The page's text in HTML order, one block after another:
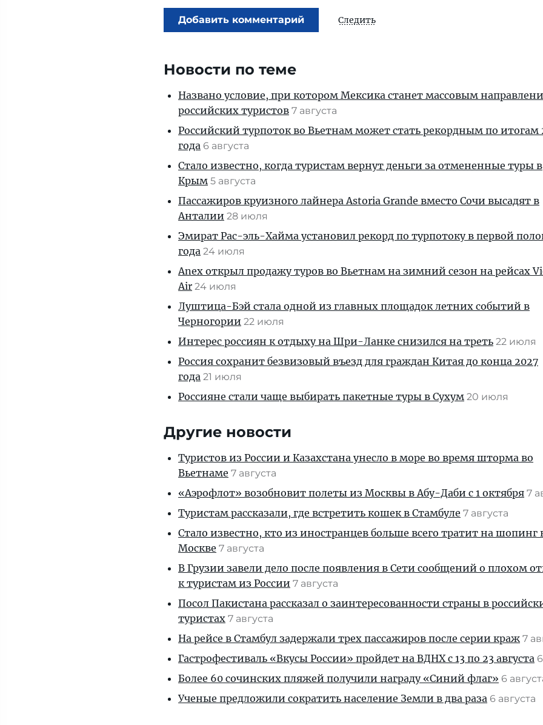
Добавить комментарий Следить
Новости по теме
Названо условие, при котором Мексика станет массовым
российских туристов 7 августа
Российский турпоток во Вьетнам может стать рекордным по итогам
года 6 августа
Стало известно, когда туристам вернут деньги за отмененные туры в
Крым 5 августа
Пассажиров круизного лайнера Astoria Grande вместо Сочи высадят в
Анталии 28 июля
Эмират Рас-эль-Хайма установил рекорд по турпотоку в первой
года 24 июля
Anex открыл продажу туров во Вьетнам на зимний сезон на рейсах
Air 24 июля
Луштица-Бэй стала одной из главных площадок летних событий в
Черногории 22 июля
Интерес россиян к отдыху на Шри-Ланке снизился на треть 22 июля
Россия сохранит безвизовый въезд для граждан Китая до конца 2027
года 21 июля
Россияне стали чаще выбирать пакетные туры в Сухум 20 июля
Другие новости
Туристов из России и Казахстана унесло в море во время шторма во
Вьетнаме 7 августа
«Аэрофлот» возобновит полеты из Москвы в Абу-Даби с 1 октября 7
Туристам рассказали, где встретить кошек в Стамбуле 7 августа
Стало известно, кто из иностранцев больше всего тратит на шопинг
Москве 7 августа
В Грузии завели дело после появления в Сети сообщений о плохом
к туристам из России 7 августа
Посол Пакистана рассказал о заинтересованности страны в
туристах 7 августа
На рейсе в Стамбул задержали трех пассажиров после серии краж 7
Гастрофестиваль «Вкусы России» пройдет на ВДНХ с 13 по 23 августа
Более 60 сочинских пляжей получили награду «Синий флаг» 6
Ученые предложили сократить население Земли в два раза 6 августа